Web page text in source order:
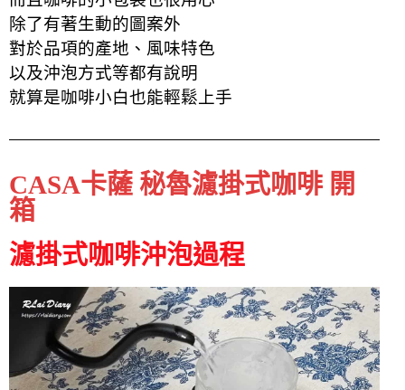
除了有著生動的圖案外
對於品項的產地、風味特色
以及沖泡方式等都有說明
就算是咖啡小白也能輕鬆上手
CASA卡薩 秘魯濾掛式咖啡 開
箱
濾掛式咖啡沖泡過程